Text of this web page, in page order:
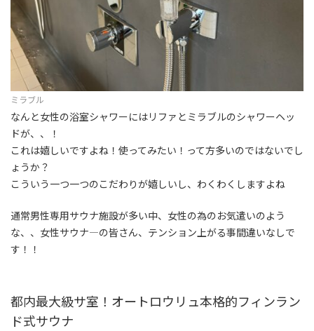
ミラブル
なんと女性の浴室シャワーにはリファとミラブルのシャワーヘッ
ドが、、！
これは嬉しいですよね！使ってみたい！って方多いのではないでし
ょうか？
こういう一つ一つのこだわりが嬉しいし、わくわくしますよね
通常男性専用サウナ施設が多い中、女性の為のお気遣いのよう
な、、女性サウナ―の皆さん、テンション上がる事間違いなしで
す！！
都内最大級サ室！オートロウリュ本格的フィンラン
ド式サウナ